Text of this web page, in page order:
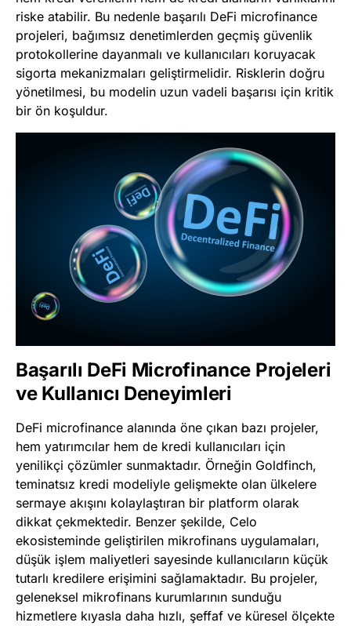
riske atabilir. Bu nedenle başarılı DeFi microfinance
projeleri, bağımsız denetimlerden geçmiş güvenlik
protokollerine dayanmalı ve kullanıcıları koruyacak
sigorta mekanizmaları geliştirmelidir. Risklerin doğru
yönetilmesi, bu modelin uzun vadeli başarısı için kritik
bir ön koşuldur.
Başarılı DeFi Microfinance Projeleri
ve Kullanıcı Deneyimleri
DeFi microfinance alanında öne çıkan bazı projeler,
hem yatırımcılar hem de kredi kullanıcıları için
yenilikçi çözümler sunmaktadır. Örneğin Goldfinch,
teminatsız kredi modeliyle gelişmekte olan ülkelere
sermaye akışını kolaylaştıran bir platform olarak
dikkat çekmektedir. Benzer şekilde, Celo
ekosisteminde geliştirilen mikrofinans uygulamaları,
düşük işlem maliyetleri sayesinde kullanıcıların küçük
tutarlı kredilere erişimini sağlamaktadır. Bu projeler,
geleneksel mikrofinans kurumlarının sunduğu
hizmetlere kıyasla daha hızlı, şeffaf ve küresel ölçekte